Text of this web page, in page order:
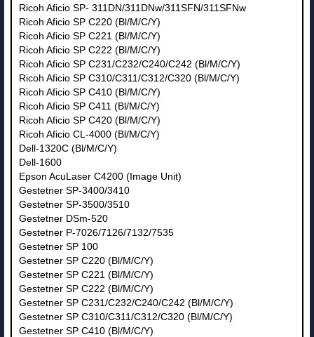
Ricoh Aficio SP- 311DN/311DNw/311SFN/311SFNw
Ricoh Aficio SP C220 (Bl/M/C/Y)
Ricoh Aficio SP C221 (Bl/M/C/Y)
Ricoh Aficio SP C222 (Bl/M/C/Y)
Ricoh Aficio SP C231/C232/C240/C242 (Bl/M/C/Y)
Ricoh Aficio SP C310/C311/C312/C320 (Bl/M/C/Y)
Ricoh Aficio SP C410 (Bl/M/C/Y)
Ricoh Aficio SP C411 (Bl/M/C/Y)
Ricoh Aficio SP C420 (Bl/M/C/Y)
Ricoh Aficio CL-4000 (Bl/M/C/Y)
Dell-1320С (Bl/M/C/Y)
Dell-1600
Epson AcuLaser C4200 (Image Unit)
Gestetner SP-3400/3410
Gestetner SP-3500/3510
Gestetner DSm-520
Gestetner P-7026/7126/7132/7535
Gestetner SP 100
Gestetner SP C220 (Bl/M/C/Y)
Gestetner SP C221 (Bl/M/C/Y)
Gestetner SP C222 (Bl/M/C/Y)
Gestetner SP C231/C232/C240/C242 (Bl/M/C/Y)
Gestetner SP C310/C311/C312/C320 (Bl/M/C/Y)
Gestetner SP C410 (Bl/M/C/Y)